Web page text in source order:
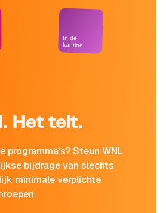
Het telt.
programma's? Steun WNL
bijdrage van slechts
minimale verplichte
In de
kantine